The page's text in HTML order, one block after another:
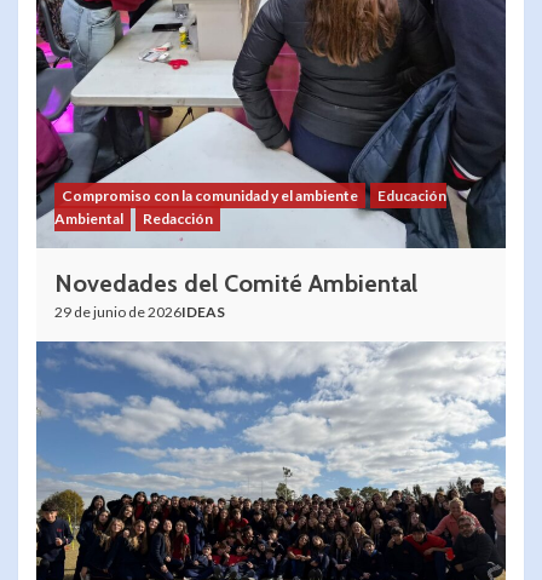
Compromiso con la comunidad y el ambiente
Educación
Ambiental
Redacción
Novedades del Comité Ambiental
29 de junio de 2026IDEAS